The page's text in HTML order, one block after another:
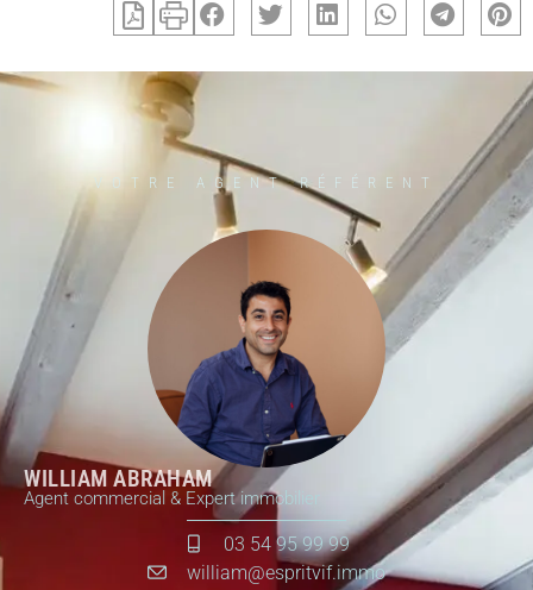
VOTRE AGENT RÉFÉRENT
WILLIAM ABRAHAM
Agent commercial & Expert immobilier
03 54 95 99 99
william@espritvif.immo